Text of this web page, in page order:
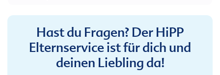
Hast du Fragen? Der HiPP
Elternservice ist für dich und
deinen Liebling da!